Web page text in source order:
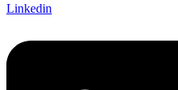
Linkedin